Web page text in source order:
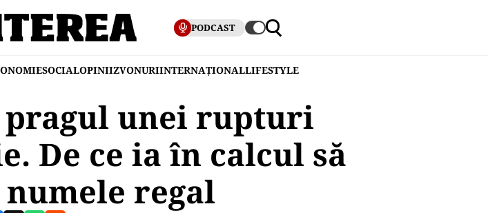
PODCAST
SOCIALOPINIIZVONURIINTERNAȚIONALLIFESTYLE
unei rupturi
De ce ia în calcul să
regal